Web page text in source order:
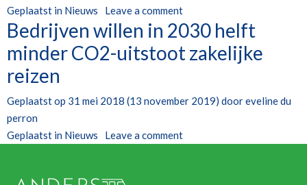
Geplaatst in Nieuws Leave a comment
Bedrijven willen in 2030 helft
minder CO2-uitstoot zakelijke
reizen
Geplaatst op 31 mei 2018 (13 november 2019) dooreveline du
perron
Geplaatst in Nieuws Leave a comment